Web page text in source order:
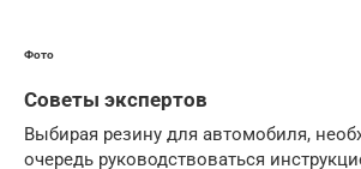
Фото
Советы экспертов
Выбирая резину для автомобиля,
очередь руководствоваться